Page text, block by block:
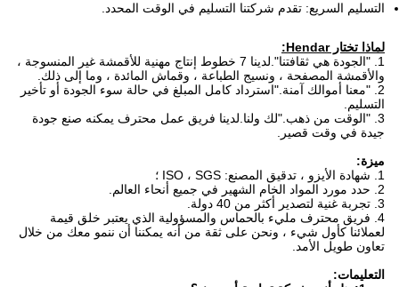
التسليم السريع: تقدم شركتنا التسليم في الوقت المحدد.
لماذا تختار Hendar:
1. "الجودة هي ثقافتنا".لدينا 7 خطوط إنتاج مهنية للأقمشة غير المنسوجة ،
والأقمشة المصفحة ، ونسيج الطباعة ، وقماش المائدة ، وما إلى ذلك.
2. "معنا أموالك آمنة."استرداد كامل المبلغ في حالة سوء الجودة أو تأخير
التسليم.
3. "الوقت من ذهب."لك ولنا.لدينا فريق عمل محترف يمكنه صنع جودة
جيدة في وقت قصير.
ميزة:
1. شهادة الأيزو ، تدقيق المصنع: ISO ، SGS ؛
2. حدد مورد المواد الخام الشهير في جميع أنحاء العالم.
3. تجربة غنية لتصدير أكثر من 40 دولة.
4. فريق محترف مليء بالحماس والمسؤولية الذي يعتبر خلق قيمة
لعملائنا كأول شيء ، ونحن على ثقة من أنه يمكننا أن ننمو معك من خلال
تعاون طويل الأمد.
التعليمات: